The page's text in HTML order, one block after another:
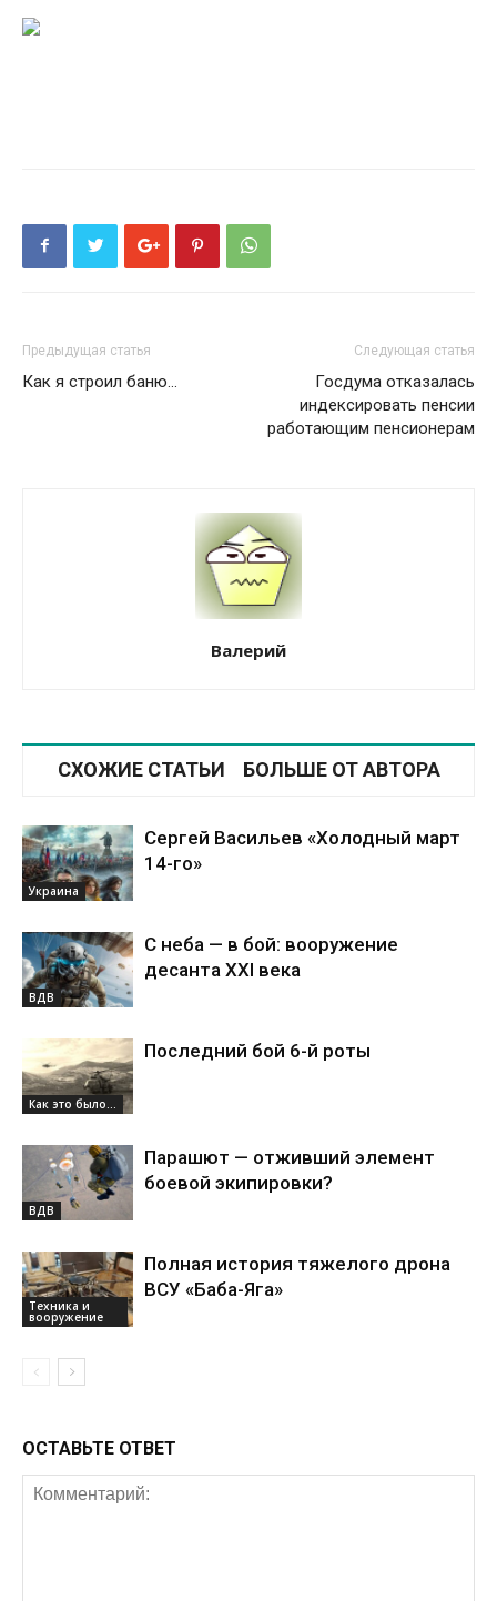
Предыдущая статья
Как я строил баню...
Следующая статья
Госдума отказалась
индексировать пенсии
работающим пенсионерам
Валерий
СХОЖИЕ СТАТЬИ БОЛЬШЕ ОТ АВТОРА
Украина
Сергей Васильев «Холодный март
14-го»
ВДВ
С неба — в бой: вооружение
десанта XXI века
Как это было...
Последний бой 6-й роты
ВДВ
Парашют — отживший элемент
боевой экипировки?
Техника и
вооружение
Полная история тяжелого дрона
ВСУ «Баба-Яга»
ОСТАВЬТЕ ОТВЕТ